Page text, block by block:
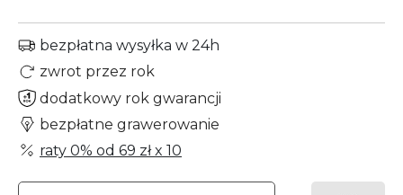
bezpłatna wysyłka w 24h
zwrot przez rok
dodatkowy rok gwarancji
bezpłatne grawerowanie
raty 0% od 69 złx 10